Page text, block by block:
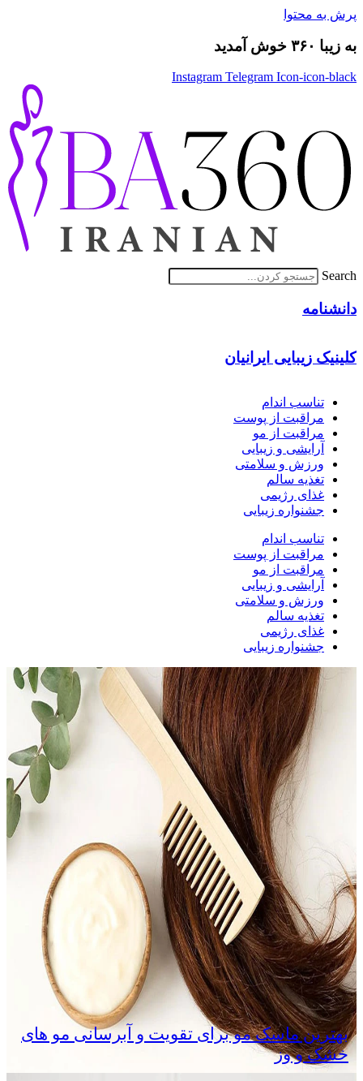
پرش به محتوا
به زیبا ۳۶۰ خوش آمدید
Instagram Telegram Icon-icon-black
Search
دانشنامه
کلینیک زیبایی ایرانیان
تناسب اندام
مراقبت از پوست
مراقبت از مو
آرایشی و زیبایی
ورزش و سلامتی
تغذیه سالم
غذای رژیمی
جشنواره زیبایی
تناسب اندام
مراقبت از پوست
مراقبت از مو
آرایشی و زیبایی
ورزش و سلامتی
تغذیه سالم
غذای رژیمی
جشنواره زیبایی
بهترین ماسک مو برای تقویت و آبرسانی مو های
خشک و وز